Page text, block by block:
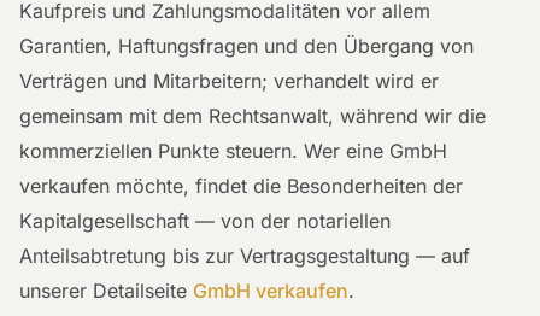
Kaufpreis und Zahlungsmodalitäten vor allem
Garantien, Haftungsfragen und den Übergang von
Verträgen und Mitarbeitern; verhandelt wird er
gemeinsam mit dem Rechtsanwalt, während wir die
kommerziellen Punkte steuern. Wer eine GmbH
verkaufen möchte, findet die Besonderheiten der
Kapitalgesellschaft — von der notariellen
Anteilsabtretung bis zur Vertragsgestaltung — auf
unserer Detailseite GmbH verkaufen.